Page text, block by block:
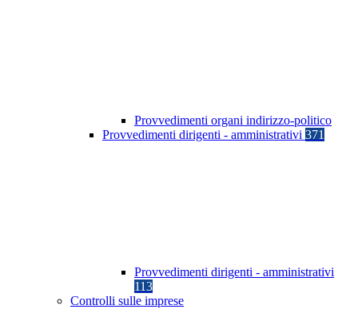
Provvedimenti organi indirizzo-politico
Provvedimenti dirigenti - amministrativi 371
Provvedimenti dirigenti - amministrativi
113
Controlli sulle imprese